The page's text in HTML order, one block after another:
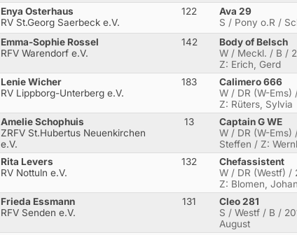
Enya Osterhaus
RV St.Georg Saerbeck e.V.
122
Ava 29
S / Pony o.R /
Emma-Sophie Rossel
RFV Warendorf e.V.
142
Body of Belsch
W / Meckl. / B /
Z: Erich, Gerd
Lenie Wicher
RV Lippborg-Unterberg e.V.
183
Calimero 666
W / DR (W-
Z: Rüters, Sylvia
Amelie Schophuis
ZRFV St.Hubertus Neuenkirchen
e.V.
13
Captain G WE
W / DR (W-
Steffen / Z:
Rita Levers
RV Nottuln e.V.
132
Chefassistent
W / DR (Westf) /
Z: Blomen,
Frieda Essmann
RFV Senden e.V.
131
Cleo 281
S / Westf / B /
August